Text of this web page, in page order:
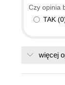
Pokazano
pokazano
weźmie ją
Czy opinia
TAK (0
więcej